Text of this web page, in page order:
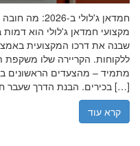
חמדאן ג'לולי
מקצועי חמדאן ג'לולי הוא
שבנה את דרכו המקצועית
ללקוחות. הקריירה שלו משקפת
מתמיד – מהצעדים הראשונים
בכירים. הבנת הדרך שעבר חמדאן ג'לולי מספקת […]
קרא עוד